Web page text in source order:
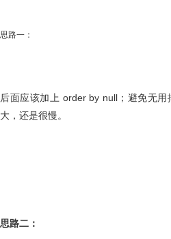
思路一：
后面应该加上 order by null；避免无
大，还是很慢。
思路二：